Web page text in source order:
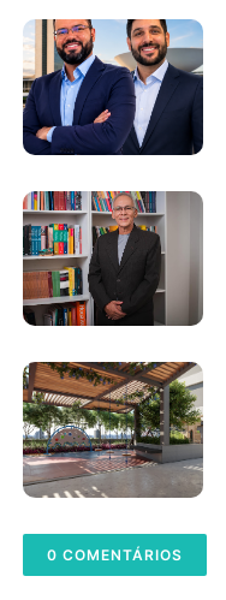
0 COMENTÁRIOS